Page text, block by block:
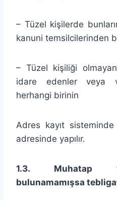
– Tüzel kişilerde
kanuni temsilcilerinden
– Tüzel kişiliği
idare edenler veya
herhangi birinin
Adres kayıt
adresinde yapılır.
1.3. Muhatap
bulunamamışsa